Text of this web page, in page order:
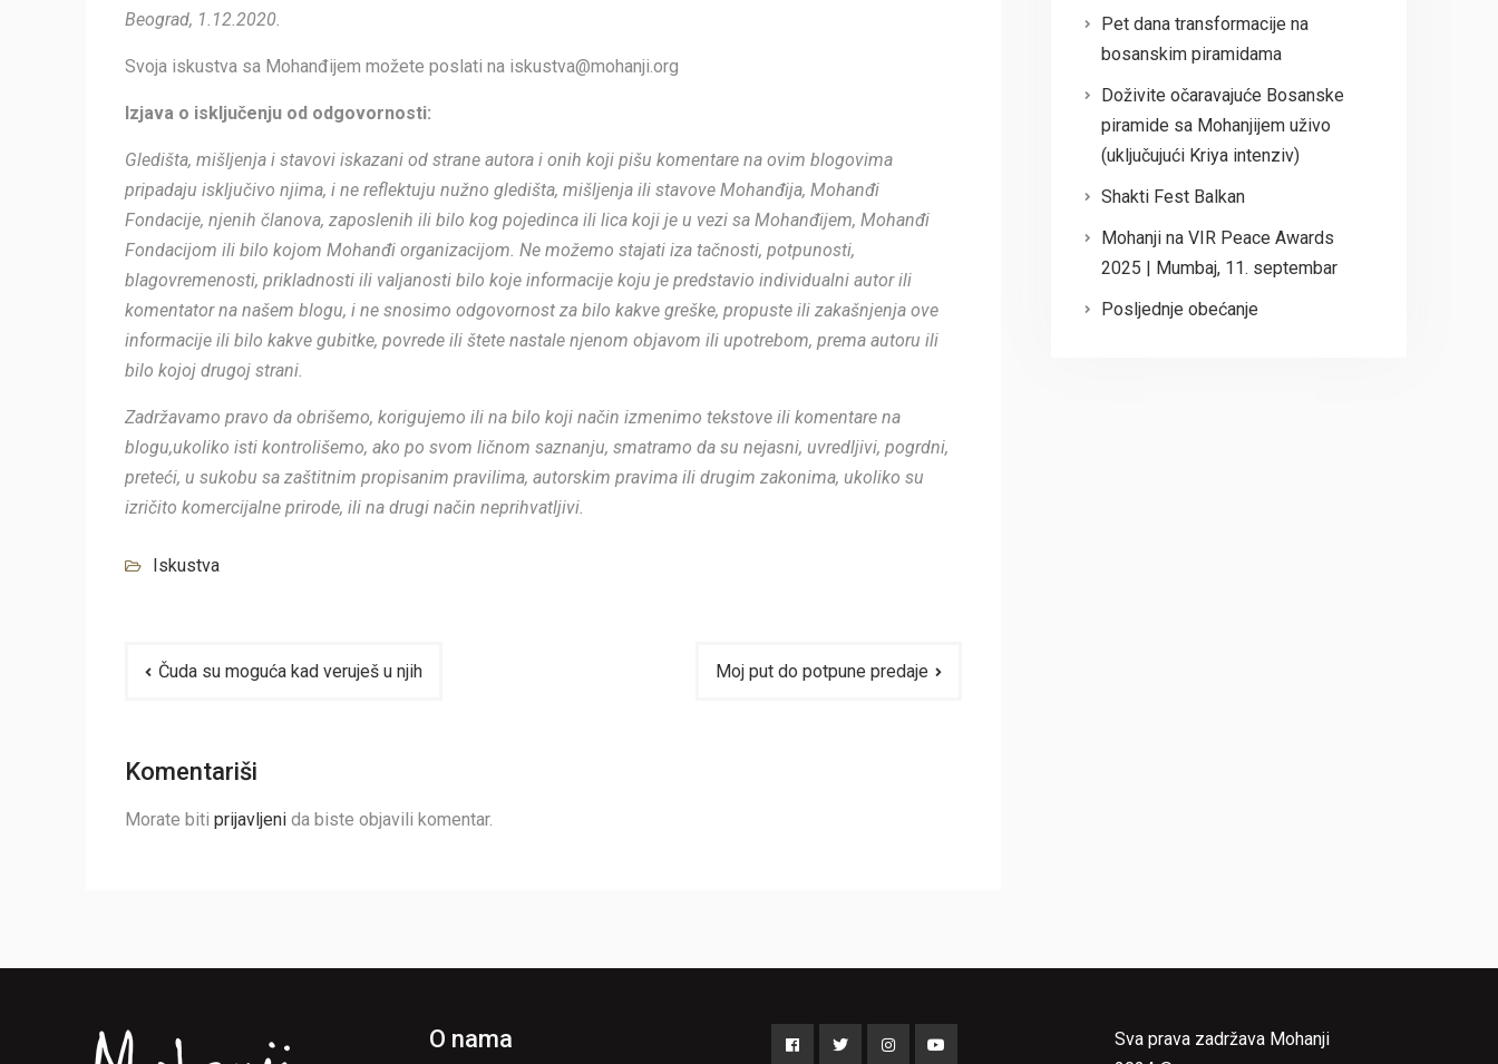
Beograd, 1.12.2020.
Svoja iskustva sa Mohanđijem možete poslati na iskustva@mohanji.org
Izjava o isključenju od odgovornosti:
Gledišta, mišljenja i stavovi iskazani od strane autora i onih koji pišu komentare na ovim blogovima
pripadaju isključivo njima, i ne reflektuju nužno gledišta, mišljenja ili stavove Mohanđija, Mohanđi
Fondacije, njenih članova, zaposlenih ili bilo kog pojedinca ili lica koji je u vezi sa Mohanđijem, Mohanđi
Fondacijom ili bilo kojom Mohanđi organizacijom. Ne možemo stajati iza tačnosti, potpunosti,
blagovremenosti, prikladnosti ili valjanosti bilo koje informacije koju je predstavio individualni autor ili
komentator na našem blogu, i ne snosimo odgovornost za bilo kakve greške, propuste ili zakašnjenja ove
informacije ili bilo kakve gubitke, povrede ili štete nastale njenom objavom ili upotrebom, prema autoru ili
bilo kojoj drugoj strani.
Zadržavamo pravo da obrišemo, korigujemo ili na bilo koji način izmenimo tekstove ili komentare na
blogu,ukoliko isti kontrolišemo, ako po svom ličnom saznanju, smatramo da su nejasni, uvredljivi, pogrdni,
preteći, u sukobu sa zaštitnim propisanim pravilima, autorskim pravima ili drugim zakonima, ukoliko su
izričito komercijalne prirode, ili na drugi način neprihvatljivi.
Iskustva
Navigacija
Čuda su moguća kad veruješ u njih Moj put do potpune predaje
Komentariši
Morate biti prijavljeni da biste objavili komentar.
Pet dana transformacije na
bosanskim piramidama
Doživite očaravajuće Bosanske
piramide sa Mohanjijem uživo
(uključujući Kriya intenziv)
Shakti Fest Balkan
Mohanji na VIR Peace Awards
2025 | Mumbaj, 11. septembar
Posljednje obećanje
O nama
Sva prava zadržava Mohanji